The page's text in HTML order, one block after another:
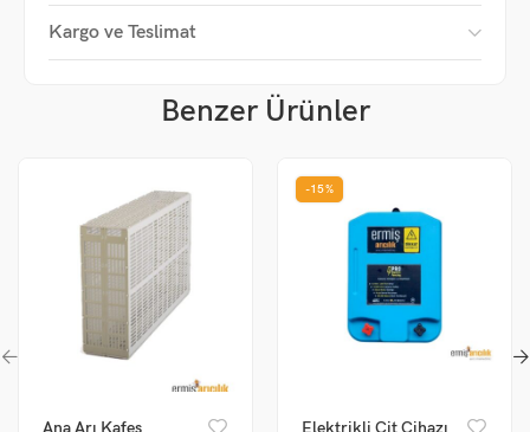
Kargo ve Teslimat
Benzer Ürünler
-15%